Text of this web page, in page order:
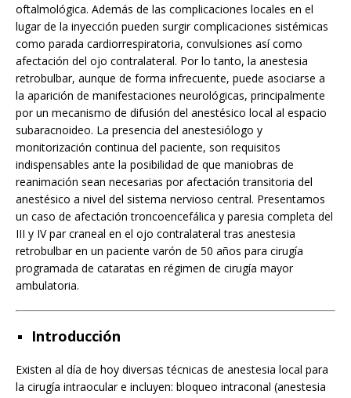
oftalmológica. Además de las complicaciones locales en el
lugar de la inyección pueden surgir complicaciones sistémicas
como parada cardiorrespiratoria, convulsiones así como
afectación del ojo contralateral. Por lo tanto, la anestesia
retrobulbar, aunque de forma infrecuente, puede asociarse a
la aparición de manifestaciones neurológicas, principalmente
por un mecanismo de difusión del anestésico local al espacio
subaracnoideo. La presencia del anestesiólogo y
monitorización continua del paciente, son requisitos
indispensables ante la posibilidad de que maniobras de
reanimación sean necesarias por afectación transitoria del
anestésico a nivel del sistema nervioso central. Presentamos
un caso de afectación troncoencefálica y paresia completa del
III y IV par craneal en el ojo contralateral tras anestesia
retrobulbar en un paciente varón de 50 años para cirugía
programada de cataratas en régimen de cirugía mayor
ambulatoria.
Introducción
Existen al día de hoy diversas técnicas de anestesia local para
la cirugía intraocular e incluyen: bloqueo intraconal (anestesia